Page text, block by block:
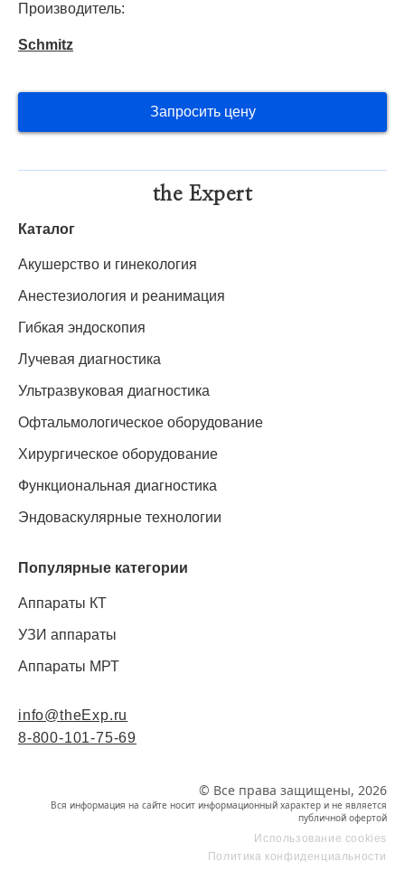
Производитель:
Schmitz
Запросить цену
the Expert
Каталог
Акушерство и гинекология
Анестезиология и реанимация
Гибкая эндоскопия
Лучевая диагностика
Ультразвуковая диагностика
Офтальмологическое оборудование
Хирургическое оборудование
Функциональная диагностика
Эндоваскулярные технологии
Популярные категории
Аппараты КТ
УЗИ аппараты
Аппараты МРТ
info@theExp.ru
8-800-101-75-69
© Все права защищены, 2026
Вся информация на сайте носит информационный характер и не является
публичной офертой
Использование cookies
Политика конфиденциальности